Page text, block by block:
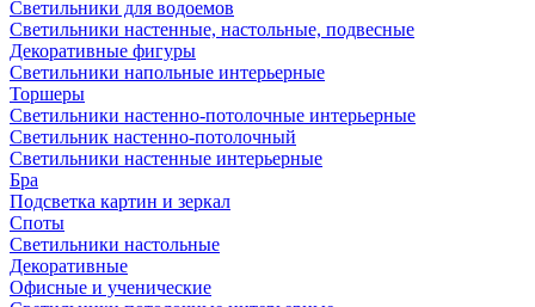
Светильники для водоемов
Светильники настенные, настольные, подвесные
Декоративные фигуры
Светильники напольные интерьерные
Торшеры
Светильники настенно-потолочные интерьерные
Светильник настенно-потолочный
Светильники настенные интерьерные
Бра
Подсветка картин и зеркал
Споты
Светильники настольные
Декоративные
Офисные и ученические